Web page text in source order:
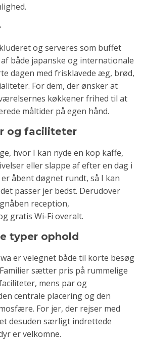
og serveres som buffet
både japanske og internationale
dagen med frisklavede æg, brød,
For dem, der ønsker at
køkkener frihed til at
måltider på egen hånd.
og faciliteter
hvor I kan nyde en kop kaffe,
eller slappe af efter en dag i
åbent døgnet rundt, så I kan
passer jer bedst. Derudover
reception,
gratis Wi-Fi overalt.
typer ophold
er velegnet både til korte besøg
sætter pris på rummelige
mens par og
centrale placering og den
For jer, der rejser med
desuden særligt indrettede
er velkomne.